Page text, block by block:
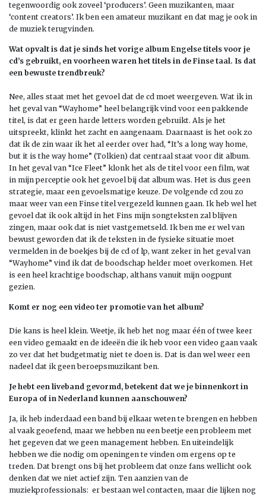
tegenwoordig ook zoveel ‘producers’. Geen muzikanten, maar
‘content creators’. Ik ben een amateur muzikant en dat mag je ook in
de muziek terugvinden.
Wat opvalt is dat je sinds het vorige album Engelse titels voor je
cd’s gebruikt, en voorheen waren het titels in de Finse taal. Is dat
een bewuste trendbreuk?
Nee, alles staat met het gevoel dat de cd moet weergeven. Wat ik in
het geval van “Wayhome” heel belangrijk vind voor een pakkende
titel, is dat er geen harde letters worden gebruikt. Als je het
uitspreekt, klinkt het zacht en aangenaam. Daarnaast is het ook zo
dat ik de zin waar ik het al eerder over had, “It’s a long way home,
but it is the way home” (Tolkien) dat centraal staat voor dit album.
In het geval van “Ice Fleet” klonk het als de titel voor een film, wat
in mijn perceptie ook het gevoel bij dat album was. Het is dus geen
strategie, maar een gevoelsmatige keuze. De volgende cd zou zo
maar weer van een Finse titel vergezeld kunnen gaan. Ik heb wel het
gevoel dat ik ook altijd in het Fins mijn songteksten zal blijven
zingen, maar ook dat is niet vastgemetseld. Ik ben me er wel van
bewust geworden dat ik de teksten in de fysieke situatie moet
vermelden in de boekjes bij de cd of lp, want zeker in het geval van
“Wayhome” vind ik dat de boodschap helder moet overkomen. Het
is een heel krachtige boodschap, althans vanuit mijn oogpunt
gezien.
Komt er nog een video ter promotie van het album?
Die kans is heel klein. Weetje, ik heb het nog maar één of twee keer
een video gemaakt en de ideeën die ik heb voor een video gaan vaak
zo ver dat het budgetmatig niet te doen is. Dat is dan wel weer een
nadeel dat ik geen beroepsmuzikant ben.
Je hebt een liveband gevormd, betekent dat we je binnenkort in
Europa of in Nederland kunnen aanschouwen?
Ja, ik heb inderdaad een band bij elkaar weten te brengen en hebben
al vaak geoefend, maar we hebben nu een beetje een probleem met
het gegeven dat we geen management hebben. En uiteindelijk
hebben we die nodig om openingen te vinden om ergens op te
treden. Dat brengt ons bij het probleem dat onze fans wellicht ook
denken dat we niet actief zijn. Ten aanzien van de
muziekprofessionals: er bestaan wel contacten, maar die lijken nog